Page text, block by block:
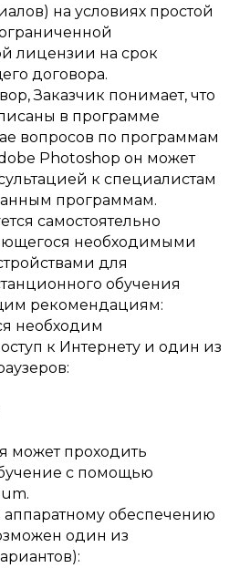
на условиях простой
лицензии на срок
договора.
Заказчик понимает, что
в программе
вопросов по программам
Photoshop он может
к специалистам
программам.
самостоятельно
необходимыми
для
обучения
рекомендациям:
необходим
к Интернету и один из
может проходить
с помощью
аппаратному обеспечению
один из